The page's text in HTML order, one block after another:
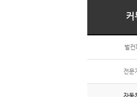
커
벌컨
전문
자동